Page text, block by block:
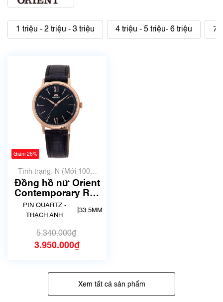
1 triệu - 2 triệu - 3 triệu 4 triệu - 5 triệu- 6 triệu 7
Giảm 26%
Tình trạng: N (Mới 100%
chưa qua sử dụng)
Đồng hồ nữ Orient
Contemporary RA-
QC1703B10B | Size
34mm | Mã số 5616
PIN QUARTZ -
THẠCH ANH
33.5MM
5.340.000₫
3.950.000₫
Xem tất cả sản phẩm